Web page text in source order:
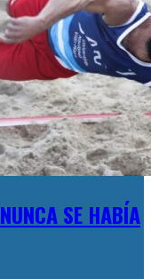
SE HABÍA